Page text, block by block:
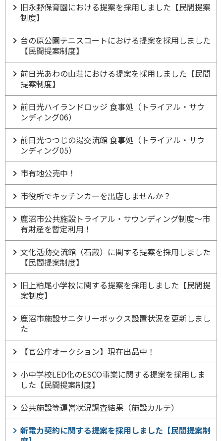
旧永野保育園における提案を採用しました【民間提案
制度】
台の原公園テニスコートにおける提案を採用しました
【民間提案制度】
前日光あわの山荘における提案を採用しました【民間
提案制度】
前日光ハイランドロッジ 食事処（トライアル・サウ
ンディング06）
前日光つつじの湯交流館 食事処（トライアル・サウ
ンディング05）
市有地公売中！
市役所でキッチンカーを出店しませんか？
鹿沼市公共施設トライアル・サウンディング制度～市
有財産を暫定利用！
文化活動交流館（石蔵）に関する提案を採用しました
【民間提案制度】
旧上粕尾小学校に関する提案を採用しました【民間提
案制度】
鹿沼市施設サニタリーボックス設置状況を更新しまし
た
【官公庁オークション】現在出品中！
小中学校LED化のESCO事業に関する提案を採用しま
した【民間提案制度】
公共施設等運営状況調査結果（施設カルテ）
新電力契約に関する提案を採用しました【民間提案制